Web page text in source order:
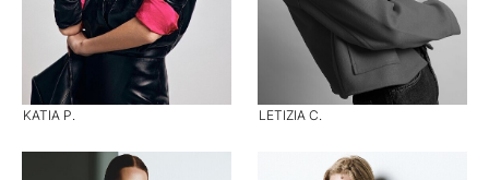
KATIA P. LETIZIA C.